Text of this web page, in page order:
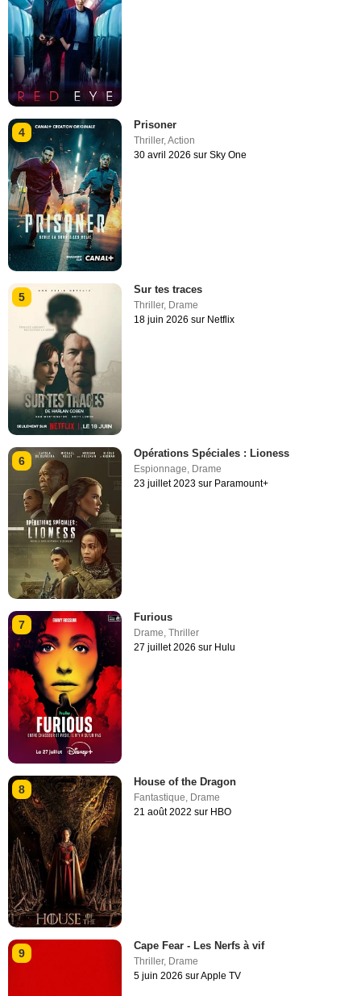
4
Prisoner
Thriller,Action
30 avril 2026 sur Sky One
5
Sur tes traces
Thriller, Drame
18 juin 2026 sur Netflix
6
Opérations Spéciales : Lioness
Espionnage, Drame
23 juillet 2023 sur Paramount+
7
Furious
Drame,Thriller
27 juillet 2026 sur Hulu
8
House of the Dragon
Fantastique Drame
21 août 2022 sur HBO
9
Cape Fear - Les Nerfs à vif
Thriller, Drame
5 juin 2026 sur Apple TV